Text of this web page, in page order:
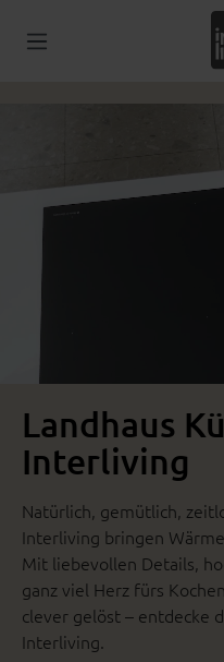
Zum Hauptinhalt springen
Landhaus
Interliving
Natürlich, gemütlich,
Interliving bringen
Mit liebevollen Details,
ganz viel Herz fürs
clever gelöst – entdecke
Interliving.